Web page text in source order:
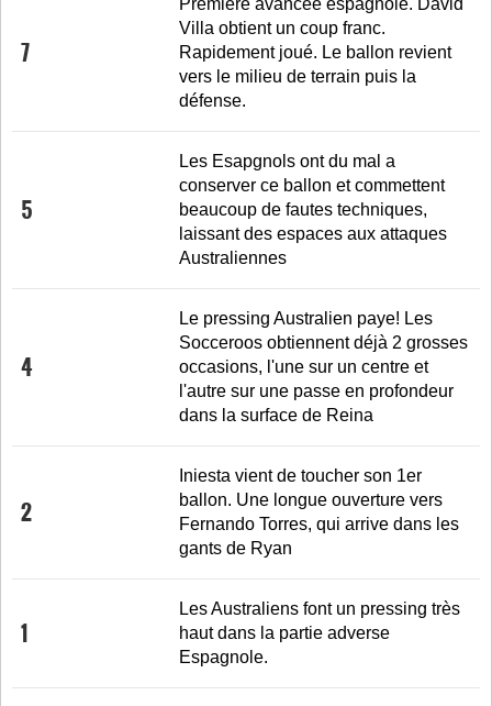
7
Villa obtient un coup franc.
Rapidement joué. Le ballon revient
vers le milieu de terrain puis la
défense.
5
Les Esapgnols ont du mal a
conserver ce ballon et commettent
beaucoup de fautes techniques,
laissant des espaces aux attaques
Australiennes
4
Le pressing Australien paye! Les
Socceroos obtiennent déjà 2 grosses
occasions, l'une sur un centre et
l'autre sur une passe en profondeur
dans la surface de Reina
2
Iniesta vient de toucher son 1er
ballon. Une longue ouverture vers
Fernando Torres, qui arrive dans les
gants de Ryan
1
Les Australiens font un pressing très
haut dans la partie adverse
Espagnole.